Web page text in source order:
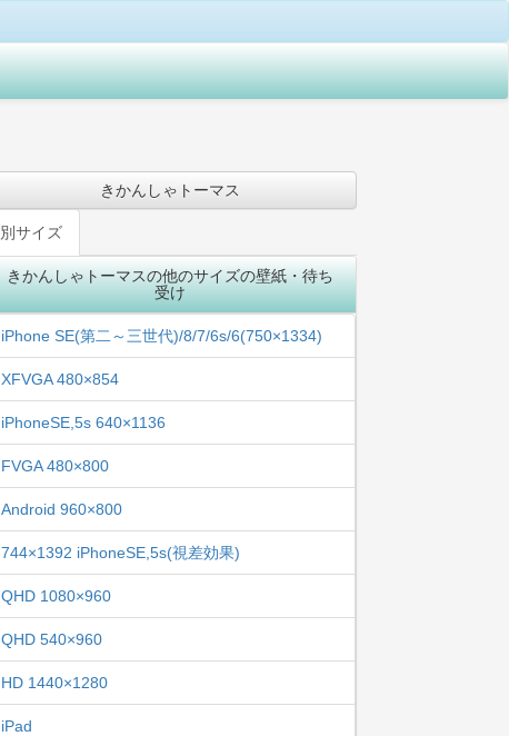
きかんしゃトーマス
別サイズ
きかんしゃトーマスの他のサイズの壁紙・待ち
受け
iPhone SE(第二～三世代)/8/7/6s/6(750×1334)
XFVGA 480×854
iPhoneSE,5s 640×1136
FVGA 480×800
Android 960×800
744×1392 iPhoneSE,5s(視差効果)
QHD 1080×960
QHD 540×960
HD 1440×1280
iPad